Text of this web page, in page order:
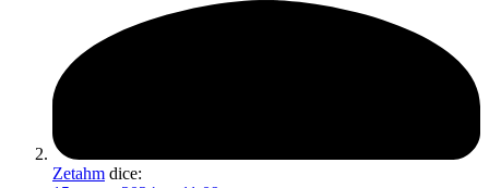
Zetahm dice: